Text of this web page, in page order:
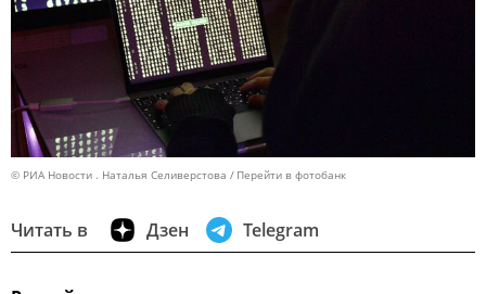
© РИА Новости . Наталья Селиверстова Перейти в фотобанк
Читать в Дзен Telegram